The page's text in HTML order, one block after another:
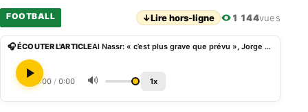
FOOTBALL ↓Lire hors-ligne 1 144vues
🎧 ÉCOUTER L'ARTICLE Al Nassr: « c’est plus grave que prévu », Jorge Jesus fait le point sur la blessure de CR7
0:00 / 0:00 🔊 1x